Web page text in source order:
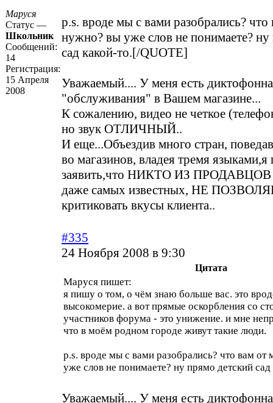
Маруся
Статус —
Школьник
Сообщений:
14
Регистрация:
15 Апреля
2008
p.s. вроде мы с вами разобрались? что
нужно? вы уже слов не понимаете? ну
сад какой-то.[/QUOTE]
Уважаемый.... У меня есть
"обслуживания" в Вашем магазине...
К сожалению, видео не четкое
но звук ОТЛИЧНЫЙ..
И еще...Объездив много стран,
во магазинов, владея тремя языками,я
заявить,что НИКТО ИЗ ПРОДАВЦОВ
даже самых известных, НЕ
критиковать вкусы клиента..
#335
24 Ноября 2008 в 9:30
Цитата
Маруся пишет:
я пишу о том, о чём знаю больше вас. это
высокомерие. а вот прямые оскорбления со
участников форума - это унижение. и мне
что в моём родном городе живут такие люди.
p.s. вроде мы с вами разобрались? что вам
уже слов не понимаете? ну прямо детский сад
Уважаемый.... У меня есть